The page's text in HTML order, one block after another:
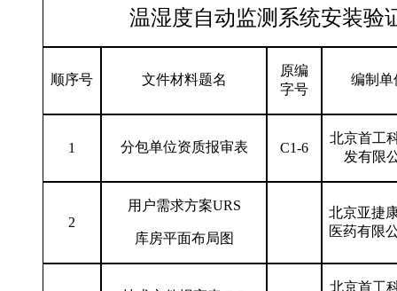
温湿度自动监测系统安装验
顺序号 文件材料题名
原编
字号
编制单
1 分包单位资质报审表 C1-6
北京首工
发有限
2
用户需求方案URS
库房平面布局图
北京亚捷
医药有限
北京首工